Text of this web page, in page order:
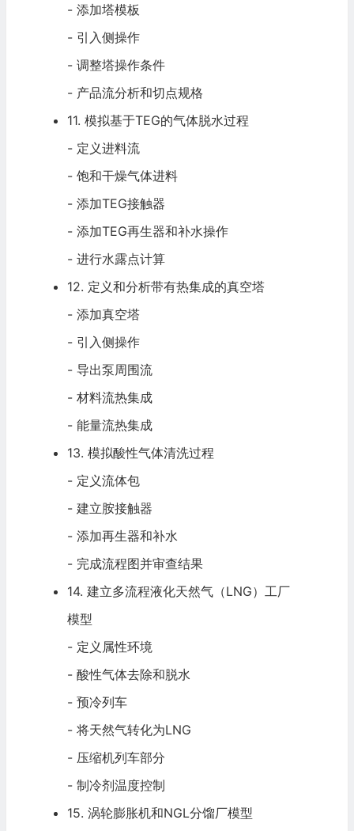
- 添加塔模板
- 引入侧操作
- 调整塔操作条件
- 产品流分析和切点规格
11. 模拟基于TEG的气体脱水过程
- 定义进料流
- 饱和干燥气体进料
- 添加TEG接触器
- 添加TEG再生器和补水操作
- 进行水露点计算
12. 定义和分析带有热集成的真空塔
- 添加真空塔
- 引入侧操作
- 导出泵周围流
- 材料流热集成
- 能量流热集成
13. 模拟酸性气体清洗过程
- 定义流体包
- 建立胺接触器
- 添加再生器和补水
- 完成流程图并审查结果
14. 建立多流程液化天然气（LNG）工厂
模型
- 定义属性环境
- 酸性气体去除和脱水
- 预冷列车
- 将天然气转化为LNG
- 压缩机列车部分
- 制冷剂温度控制
15. 涡轮膨胀机和NGL分馏厂模型